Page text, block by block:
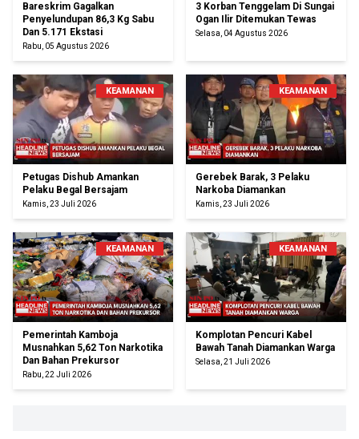
Bareskrim Gagalkan
Penyelundupan 86,3 Kg Sabu
Dan 5.171 Ekstasi
Rabu, 05 Agustus 2026
3 Korban Tenggelam Di Sungai
Ogan Ilir Ditemukan Tewas
Selasa, 04 Agustus 2026
KEAMANAN
Petugas Dishub Amankan
Pelaku Begal Bersajam
Kamis, 23 Juli 2026
KEAMANAN
Gerebek Barak, 3 Pelaku
Narkoba Diamankan
Kamis, 23 Juli 2026
KEAMANAN
Pemerintah Kamboja
Musnahkan 5,62 Ton Narkotika
Dan Bahan Prekursor
Rabu, 22 Juli 2026
KEAMANAN
Komplotan Pencuri Kabel
Bawah Tanah Diamankan Warga
Selasa, 21 Juli 2026